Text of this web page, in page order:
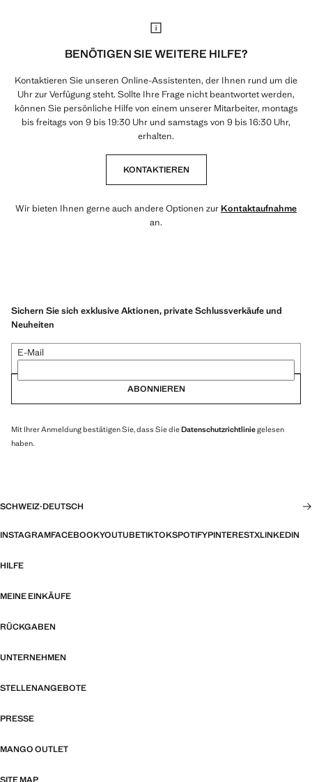
BENÖTIGEN SIE WEITERE HILFE?
Kontaktieren Sie unseren Online-Assistenten, der Ihnen rund um die
Uhr zur Verfügung steht. Sollte Ihre Frage nicht beantwortet werden,
können Sie persönliche Hilfe von einem unserer Mitarbeiter, montags
bis freitags von 9 bis 19:30 Uhr und samstags von 9 bis 16:30 Uhr,
erhalten.
KONTAKTIEREN
Wir bieten Ihnen gerne auch andere Optionen zur Kontaktaufnahme
an.
Sichern Sie sich exklusive Aktionen, private Schlussverkäufe und
Neuheiten
E-Mail
ABONNIEREN
Mit Ihrer Anmeldung bestätigen Sie, dass Sie dieDatenschutzrichtliniegelesen
haben.
SCHWEIZ·DEUTSCH
INSTAGRAMFACEBOOKYOUTUBETIKTOKSPOTIFYPINTERESTXLINKEDIN
HILFE
MEINE EINKÄUFE
RÜCKGABEN
UNTERNEHMEN
STELLENANGEBOTE
PRESSE
MANGO OUTLET